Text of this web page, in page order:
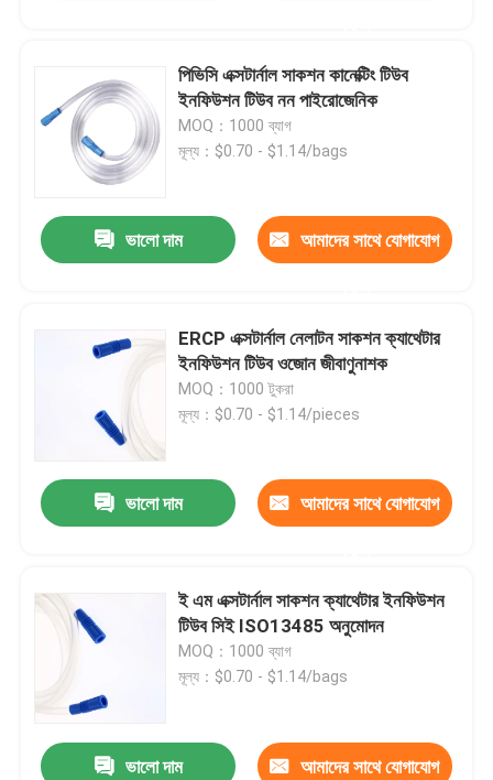
পিভিসি এক্সটার্নাল সাকশন কানেক্টিং টিউব
ইনফিউশন টিউব নন পাইরোজেনিক
MOQ：1000 ব্যাগ
মূল্য：$0.70 - $1.14/bags
ভালো দাম আমাদের সাথে যোগাযোগ
ERCP এক্সটার্নাল নেলাটন সাকশন ক্যাথেটার
ইনফিউশন টিউব ওজোন জীবাণুনাশক
MOQ：1000 টুকরা
মূল্য：$0.70 - $1.14/pieces
ভালো দাম আমাদের সাথে যোগাযোগ
ই এম এক্সটার্নাল সাকশন ক্যাথেটার ইনফিউশন
টিউব সিই ISO13485 অনুমোদন
MOQ：1000 ব্যাগ
মূল্য：$0.70 - $1.14/bags
ভালো দাম আমাদের সাথে যোগাযোগ